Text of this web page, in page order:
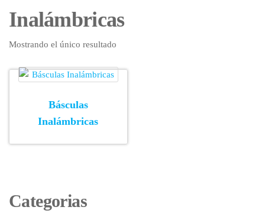
Inalámbricas
Mostrando el único resultado
Básculas
Inalámbricas
Categorias